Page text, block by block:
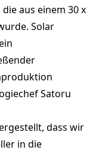
aus einem 30 x
Solar
Satoru
dass wir
in die